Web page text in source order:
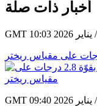
أخبار ذات صلة